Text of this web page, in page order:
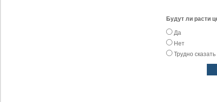
Будут ли расти
Да
Нет
Трудно сказать